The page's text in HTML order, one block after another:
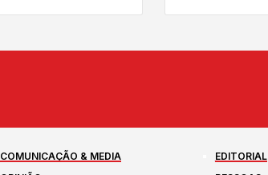
COMUNICAÇÃO & MEDIA EDITORIAL